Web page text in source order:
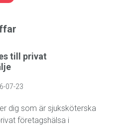
till privat
07-23
dig som är sjuksköterska
företagshälsa i